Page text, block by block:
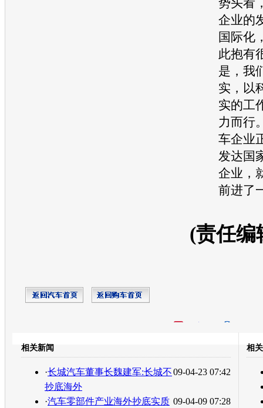
势头看
企业的
国际化
此抱有
是，我
实，以
实的工
力而行
车企业
发达国
企业，
前进了
(责任编
转发至：
相关新闻
09-04-23 07:42
·长城汽车董事长魏建军:长城不
抄底海外
09-04-09 07:28
·汽车零部件产业海外抄底实质
相